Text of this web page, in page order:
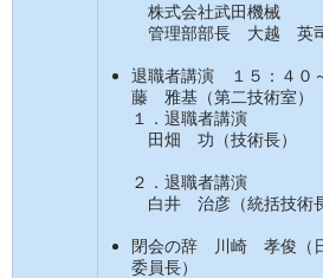
株式会社武田機械
管理部部長 大越 英
退職者講演 １５：４
藤 雅基（第二技術室）
１．退職者講演
田畑 功（技術長）
２．退職者講演
白井 治彦（統括技術長
閉会の辞 川崎 孝俊（
委員長）